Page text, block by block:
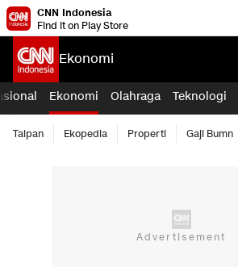
CNN Indonesia
Find it on Play Store
Ekonomi
Ekonomi Olahraga Teknologi
Taipan Ekopedia Properti Gaji Bumn